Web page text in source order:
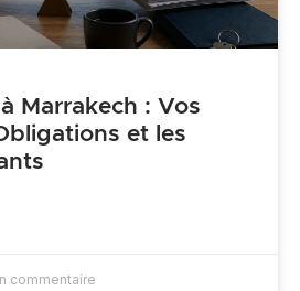
Marrakech : Vos
et les
commentaire